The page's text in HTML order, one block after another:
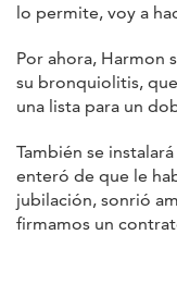
lo permite, voy a
Por ahora, Harmon
su bronquiolitis,
una lista para un
También se
enteró de que le
jubilación, sonrió
firmamos un